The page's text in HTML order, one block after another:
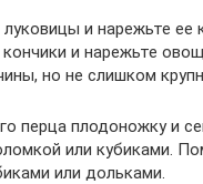
и нарежьте ее
и нарежьте
но не слишком
перца плодоножку и
или кубиками.
или дольками.